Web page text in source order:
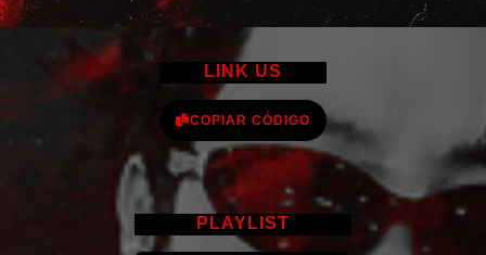
LINK US
COPIAR CÓDIGO
PLAYLIST